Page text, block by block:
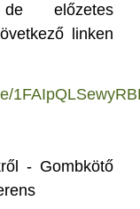
előzetes
linken
- Gombkötő